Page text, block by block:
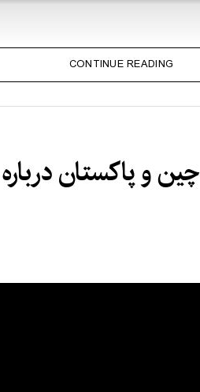
CONTINUE READING
و پاکستان